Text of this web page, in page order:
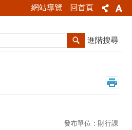
網站導覽 回首頁
進階搜尋
發布單位：財行課